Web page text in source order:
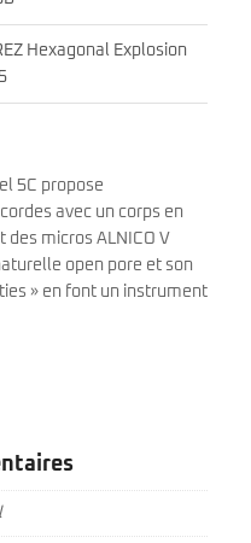
Hexagonal Explosion
5C propose
avec un corps en
micros ALNICO V
open pore et son
» en font un instrument